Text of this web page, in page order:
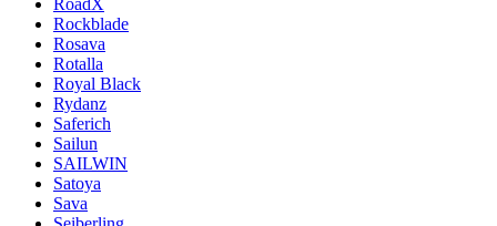
Rockblade
Rosava
Rotalla
Royal Black
Rydanz
Saferich
Sailun
SAILWIN
Satoya
Sava